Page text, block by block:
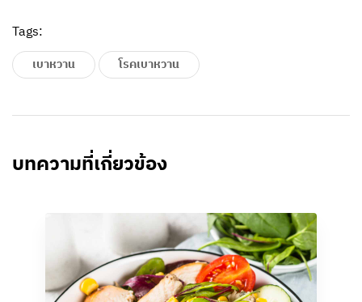
Tags:
เบาหวาน โรคเบาหวาน
บทความที่เกี่ยวข้อง